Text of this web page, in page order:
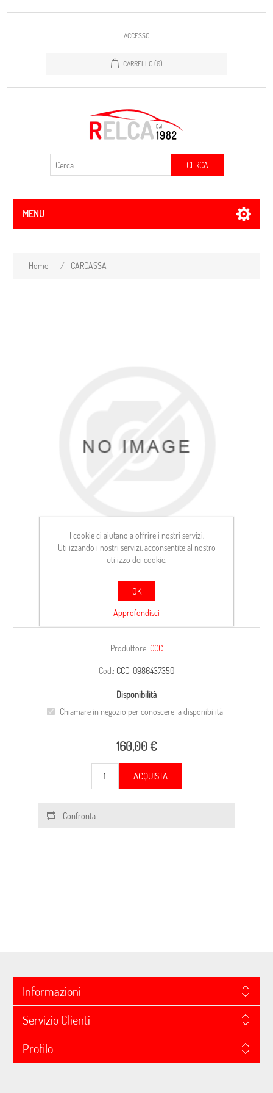
ACCESSO
CARRELLO (0)
CERCA
MENU
Home / CARCASSA
CARCASSA
Produttore: CCC
Cod.: CCC-0986437350
Disponibilità
Chiamare in negozio per conoscere la disponibilità
160,00 €
ACQUISTA
Confronta
Informazioni
Servizio Clienti
Profilo
I cookie ci aiutano a offrire i nostri servizi.
Utilizzando i nostri servizi, acconsentite al nostro
utilizzo dei cookie.
OK
Approfondisci